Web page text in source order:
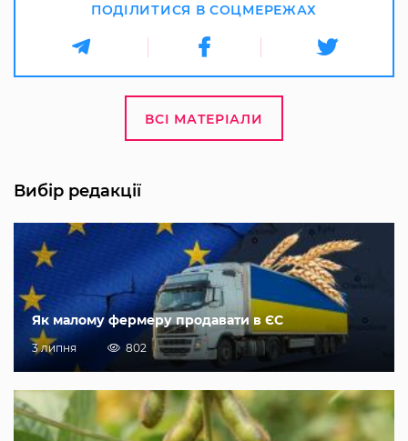
ПОДІЛИТИСЯ В СОЦМЕРЕЖАХ
ВСІ МАТЕРІАЛИ
Вибір редакції
Як малому фермеру продавати в ЄС
3 липня 802